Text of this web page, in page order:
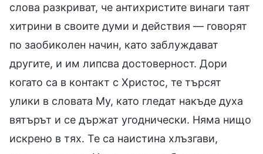
слова разкриват, че антихристите винаги таят
хитрини в своите думи и действия — говорят
по заобиколен начин, като заблуждават
другите, и им липсва достоверност. Дори
когато са в контакт с Христос, те търсят
улики в словата Му, като гледат накъде духа
вятърът и се държат угоднически. Няма нищо
искрено в тях. Те са наистина хлъзгави,